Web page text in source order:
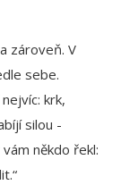
zároveň. V
sebe.
krk,
silou -
někdo řekl: